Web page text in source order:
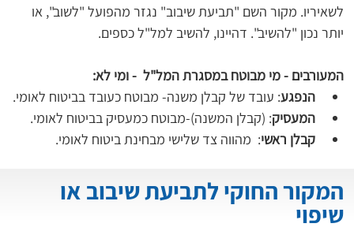
לשאיריו. מקור השם "תביעת שיבוב" נגזר מהפועל "לשוב", או
המעורבים - מי מבוטח במסגרת המל"ל  - ומי לא:
הנפגע: עובד של קבלן משנה- מבוטח כעובד בביטוח לאומי.
המעסיק: (קבלן המשנה)-מבוטח כמעסיק בביטוח לאומי.
קבלן ראשי:  מהווה צד שלישי מבחינת ביטוח לאומי.
המקור החוקי לתביעת שיבוב או
שיפוי